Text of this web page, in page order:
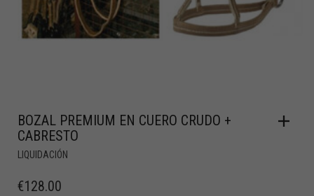
BOZAL PREMIUM EN CUERO CRUDO +
CABRESTO
LIQUIDACIÓN
€128.00